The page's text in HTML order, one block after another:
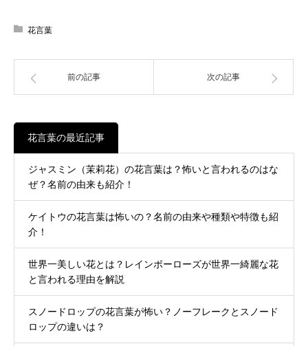
花言葉
前の記事 次の記事
花言葉の最近記事
ジャスミン（茉莉花）の花言葉は？怖いと言われるのはな
ぜ？名前の由来も紹介！
ケイトウの花言葉は怖いの？名前の由来や種類や特徴も紹
介！
世界一美しい花とは？レインボーローズが世界一綺麗な花
と言われる理由を解説
スノードロップの花言葉が怖い？ノーフレークとスノード
ロップの違いは？